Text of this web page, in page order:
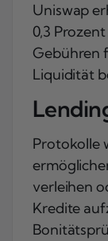
Uniswap
0,3
Gebühren
Liquidität
Protokolle
verleihen
Kredite